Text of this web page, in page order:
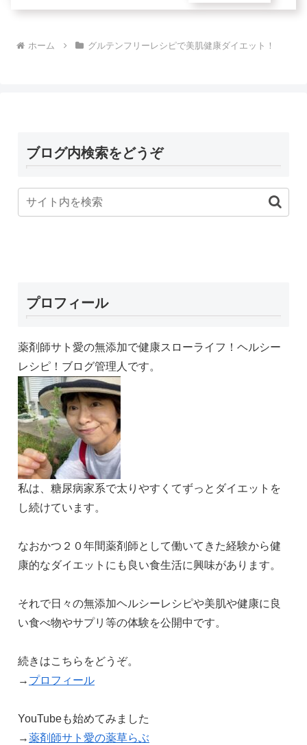
ホーム グルテンフリーレシピで美肌健康ダイエット！
ブログ内検索をどうぞ
プロフィール
薬剤師サト愛の無添加で健康スローライフ！ヘルシー
レシピ！ブログ管理人です。
私は、糖尿病家系で太りやすくてずっとダイエットを
し続けています。
なおかつ２０年間薬剤師として働いてきた経験から健
康的なダイエットにも良い食生活に興味があります。
それで日々の無添加ヘルシーレシピや美肌や健康に良
い食べ物やサプリ等の体験を公開中です。
続きはこちらをどうぞ。
→ プロフィール
YouTubeも始めてみました
→薬剤師サト愛の薬草らぶ